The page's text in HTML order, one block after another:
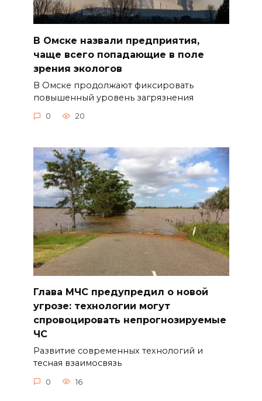
В Омске назвали предприятия,
чаще всего попадающие в поле
зрения экологов
В Омске продолжают фиксировать
повышенный уровень загрязнения
0 20
Глава МЧС предупредил о новой
угрозе: технологии могут
спровоцировать непрогнозируемые
ЧС
Развитие современных технологий и
тесная взаимосвязь
0 16